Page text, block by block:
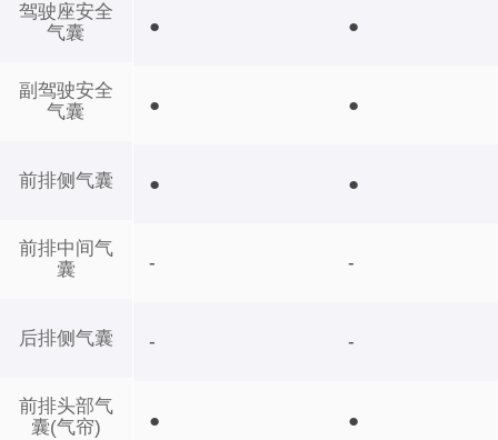
驾驶座安全
气囊
副驾驶安全
气囊
前排侧气囊
前排中间气
囊
后排侧气囊
前排头部气
囊(气帘)
● ●
● ●
● ●
- -
- -
● ●